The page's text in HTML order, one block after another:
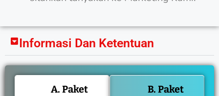
Informasi Dan Ketentuan
A. Paket
B. Paket